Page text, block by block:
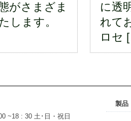
がさまざま
します。
に透
れて
ロセ
製品